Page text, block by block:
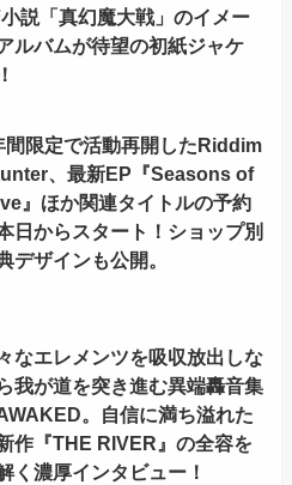
説「真幻魔大戦」のイメー
ルバムが待望の初紙ジャケ
間限定で活動再開したRiddim
、最新EP『Seasons of
』ほか関連タイトルの予約
日からスタート！ショップ別
デザインも公開。
なエレメンツを吸収放出しな
我が道を突き進む異端轟音集
。自信に満ち溢れた
作『THE RIVER』の全容を
く濃厚インタビュー！